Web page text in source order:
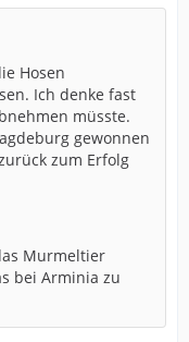
Hosen
Ich denke fast
müsste.
gewonnen
zum Erfolg
Murmeltier
bei Arminia zu